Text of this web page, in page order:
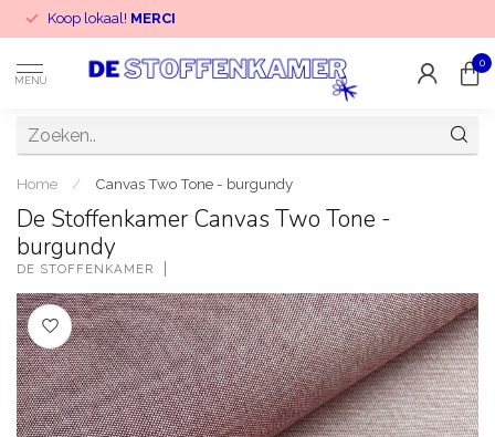
Koop lokaal! MERCI
MENU
0
Home / Canvas Two Tone - burgundy
De Stoffenkamer Canvas Two Tone -
burgundy
DE STOFFENKAMER